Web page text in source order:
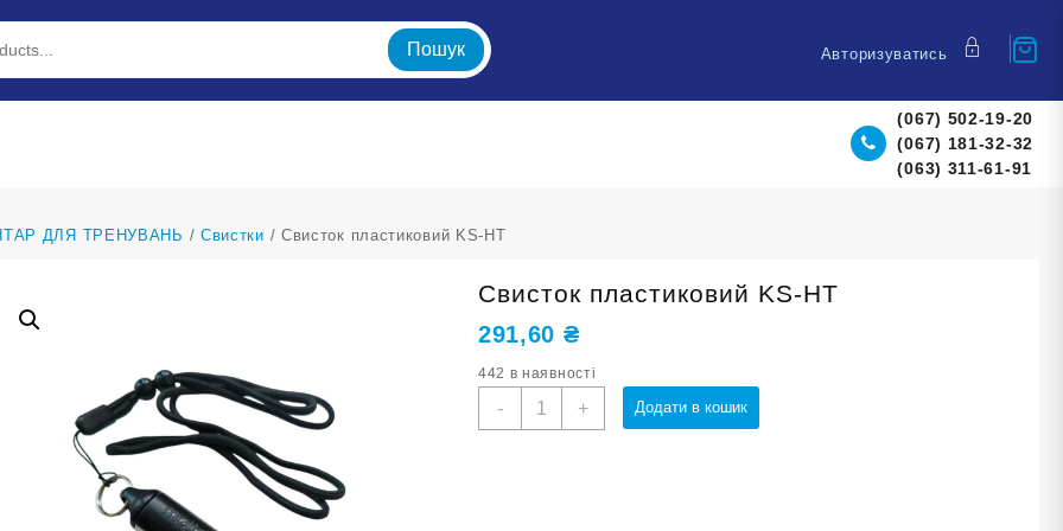
Пошук Авторизуватись
(067) 502-19-20
(067) 181-32-32
(063) 311-61-91
ДЛЯ ТРЕНУВАНЬ / Свистки / Свисток пластиковий KS-HT
Свисток пластиковий KS-HT
291,60 ₴
442 в наявності
-
Свисток + Додати в кошик